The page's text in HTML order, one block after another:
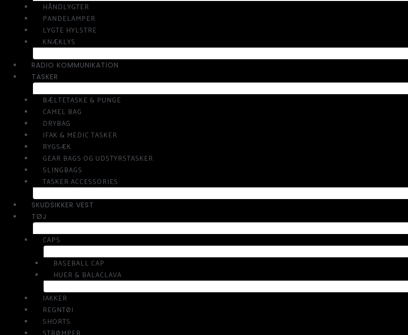
HÅNDLYGTER
PANDELAMPER
LYGTE HYLSTRE
KNÆKLYS
RADIO KOMMUNIKATION
TASKER
BÆLTETASKE & PUNGE
CAMEL BAG
DRYBAG
IFAK & MEDIC TASKER
RYGSÆK
GEAR BAGS OG UDSTYRSTASKER
SLINGBAGS
TASKER ACCESSORIES
SKUDSIKKER VEST
TØJ
CAPS
BASEBALL CAP
HUER & BALACLAVA
JAKKER
REGNTØJ
SHORTS